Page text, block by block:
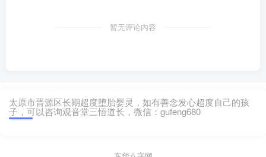
暂无评论内容
太原市晋源区长期超度堕胎婴灵，如有善念发心超度自己的孩
子，可以咨询观音堂三悟道长，微信：gufeng680